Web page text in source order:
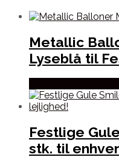
Metallic
Lyseblå til
Festlige
stk. til